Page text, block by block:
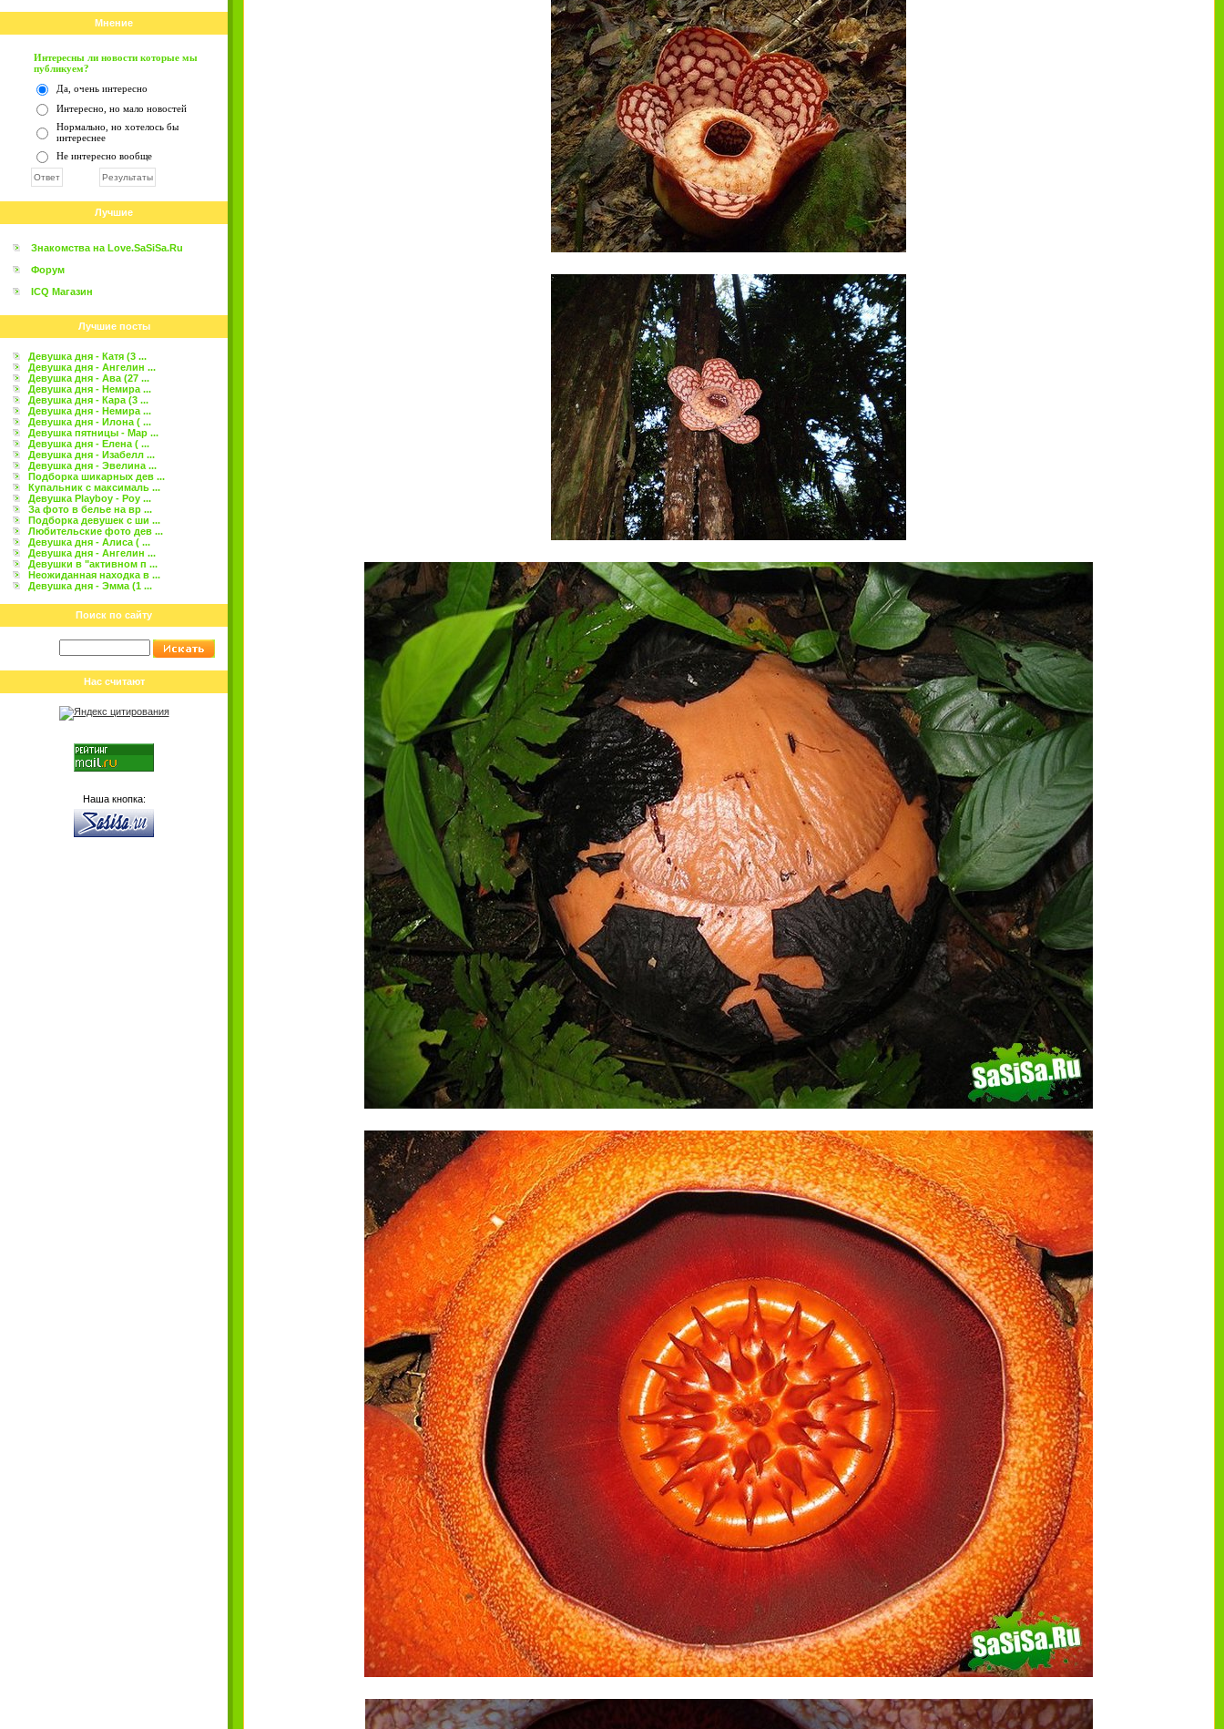
Мнение
Интересны ли новости которые мы
публикуем?
Да, очень интересно
Интересно, но мало новостей
Нормально, но хотелось бы
интереснее
Не интересно вообще
Лучшие
Знакомства на Love.SaSiSa.Ru
Форум
ICQ Магазин
Лучшие посты
Девушка дня - Катя (3 ...
Девушка дня - Ангелин ...
Девушка дня - Ава (27 ...
Девушка дня - Немира ...
Девушка дня - Кара (3 ...
Девушка дня - Немира ...
Девушка дня - Илона ( ...
Девушка пятницы - Мар ...
Девушка дня - Елена ( ...
Девушка дня - Изабелл ...
Девушка дня - Эвелина ...
Подборка шикарных дев ...
Купальник с максималь ...
Девушка Playboy - Роу ...
За фото в белье на вр ...
Подборка девушек с ши ...
Любительские фото дев ...
Девушка дня - Алиса ( ...
Девушка дня - Ангелин ...
Девушки в "активном п ...
Неожиданная находка в ...
Девушка дня - Эмма (1 ...
Поиск по сайту
Нас считают
Наша кнопка: